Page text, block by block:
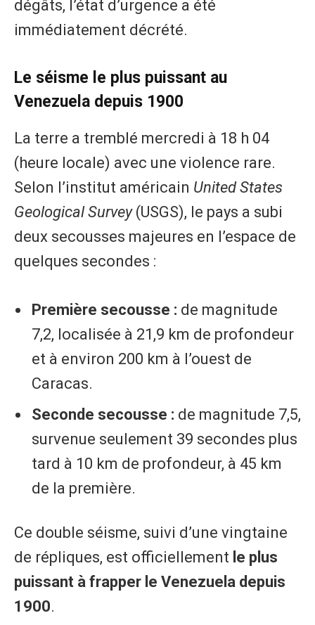
dégâts, l’état d’urgence a été
immédiatement décrété.
​Le séisme le plus puissant au
Venezuela depuis 1900
​La terre a tremblé mercredi à 18 h 04
(heure locale) avec une violence rare.
Selon l’institut américain United States
Geological Survey(USGS), le pays a subi
deux secousses majeures en l’espace de
quelques secondes :
Première secousse : de magnitude
7,2, localisée à 21,9 km de profondeur
et à environ 200 km à l’ouest de
Caracas.
Seconde secousse : de magnitude 7,5,
survenue seulement 39 secondes plus
tard à 10 km de profondeur, à 45 km
de la première.
​Ce double séisme, suivi d’une vingtaine
de répliques, est officiellement le plus
puissant à frapper le Venezuela depuis
1900.